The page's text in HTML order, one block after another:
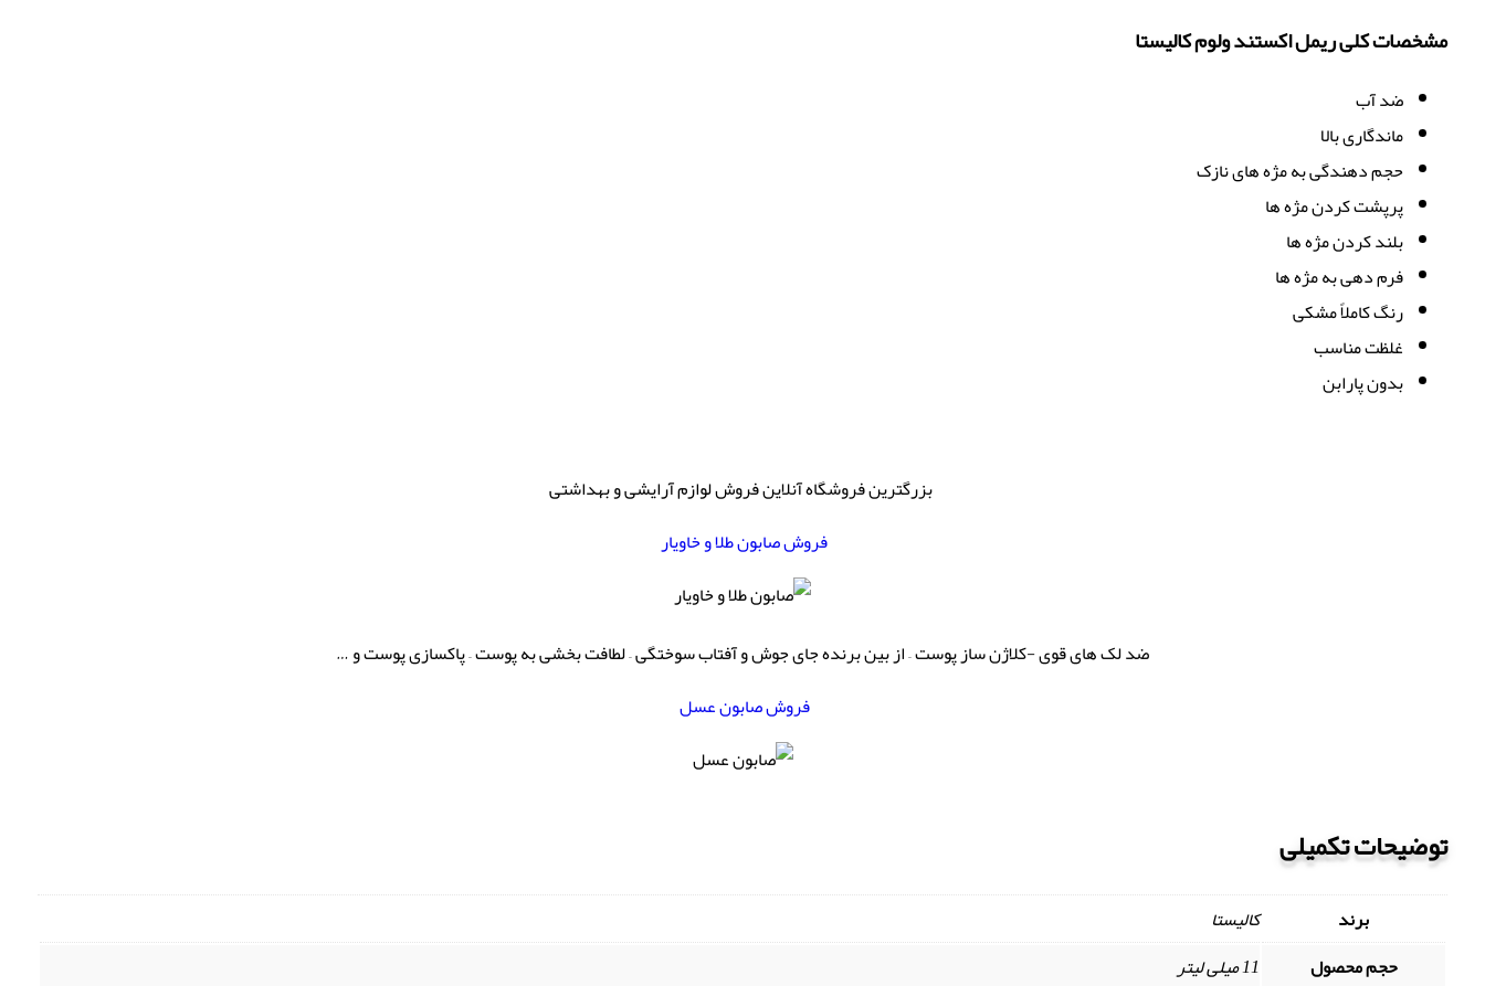
مشخصات کلی ریمل اکستند ولوم کالیستا
ضد آب
ماندگاری بالا
حجم دهندگی به مژه های نازک
پرپشت کردن مژه ها
بلند کردن مژه ها
فرم دهی به مژه ها
رنگ کاملاً مشکی
غلظت مناسب
بدون پارابن
بزرگترین فروشگاه آنلاین فروش لوازم آرایشی و بهداشتی
فروش صابون طلا و خاویار
ضد لک های قوی -کلاژن ساز پوست – از بین برنده جای جوش و آفتاب سوختگی – لطافت بخشی به پوست – پاکسازی پوست و …
فروش صابون عسل
توضیحات تکمیلی
برند
کالیستا
حجم محصول
11 میلی لیتر